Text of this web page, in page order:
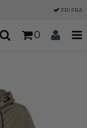
OVER 500,-
0